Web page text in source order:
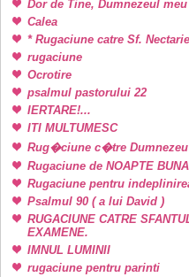
Dor de Tine, Dumnezeul meu
Calea
* Rugaciune catre Sf. Nectarie
rugaciune
Ocrotire
psalmul pastorului 22
IERTARE!...
ITI MULTUMESC
Rug�ciune c�tre Dumnezeu
Rugaciune de NOAPTE BUNA
Rugaciune pentru
Psalmul 90 ( a lui David )
RUGACIUNE CATRE
EXAMENE.
IMNUL LUMINII
rugaciune pentru parinti